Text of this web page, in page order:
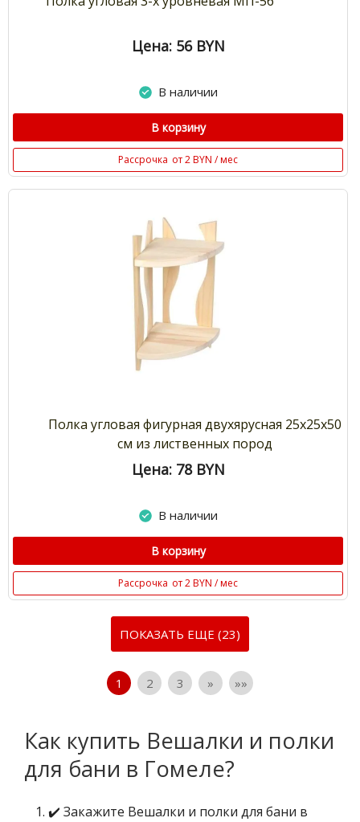
Цена: 56 BYN
В наличии
В корзину
Рассрочка от 2 BYN / мес
Полка угловая фигурная двухярусная 25х25х50
см из лиственных пород
Цена: 78 BYN
В наличии
В корзину
Рассрочка от 2 BYN / мес
ПОКАЗАТЬ ЕЩЕ (23)
1 2 3 » »»
Как купить Вешалки и полки
для бани в Гомеле?
✔️ Закажите Вешалки и полки для бани в